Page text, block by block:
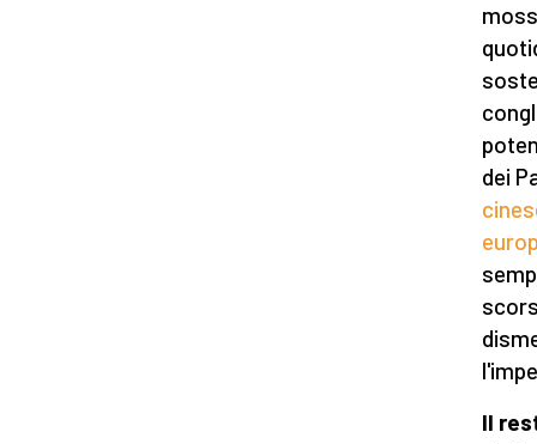
dei
Il